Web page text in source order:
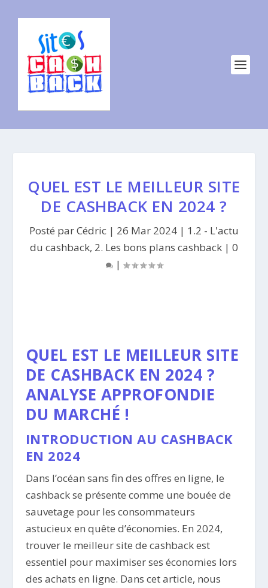
QUEL EST LE MEILLEUR SITE
DE CASHBACK EN 2024 ?
Posté parCédric | 26 Mar 2024 | 1.2 - L'actu
du cashback, 2. Les bons plans cashback | 0
|
QUEL EST LE MEILLEUR SITE
DE CASHBACK EN 2024 ?
ANALYSE APPROFONDIE
DU MARCHÉ !
INTRODUCTION AU CASHBACK
EN 2024
Dans l’océan sans fin des offres en ligne, le
cashback se présente comme une bouée de
sauvetage pour les consommateurs
astucieux en quête d’économies. En 2024,
trouver le meilleur site de cashback est
essentiel pour maximiser ses économies lors
des achats en ligne. Dans cet article, nous